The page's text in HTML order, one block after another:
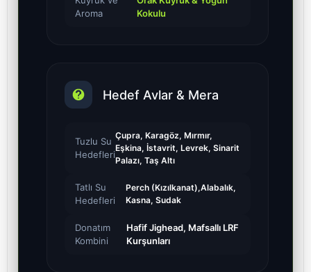
Aroma
Kokulu
Hedef Avlar & Mera
Tuzlu Su
Hedefleri
Çupra, Karagöz, Mırmır,
Eşkina, İstavrit, Levrek, Sinarit
Palazı, Taş Altı
Tatlı Su
Hedefleri
Perch (Kızılkanat),Alabalık,
Kasna, Sudak
Donatım
Kombini
Hafif Jighead, Mafsallı LRF
Kurşunları